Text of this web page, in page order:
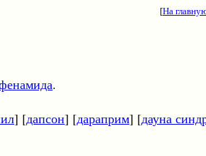
[На
.
] [дапсон] [дараприм] [дауна